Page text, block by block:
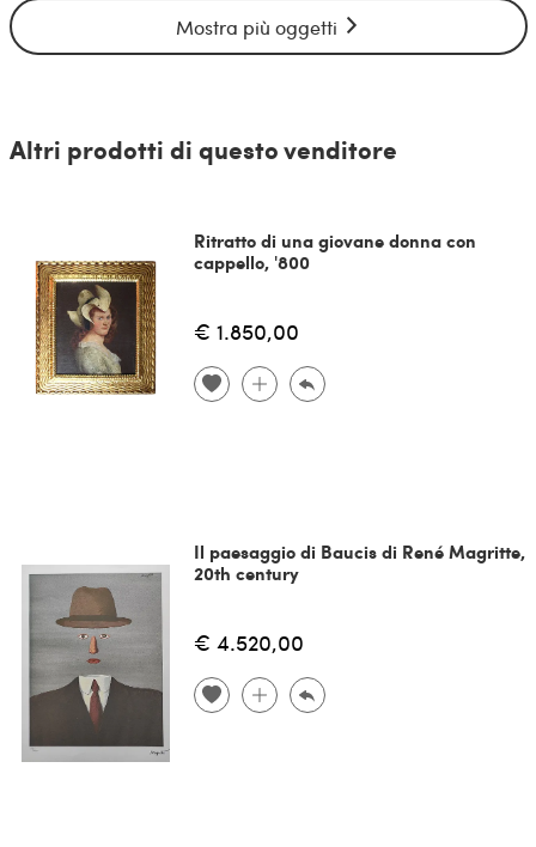
Mostra più oggetti
Altri prodotti di questo venditore
Ritratto di una giovane donna con
cappello, '800
€ 1.850,00
Il paesaggio di Baucis di René Magritte,
20th century
€ 4.520,00